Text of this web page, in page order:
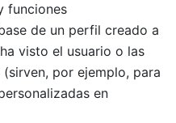
funciones
de un perfil creado a
visto el usuario o las
por ejemplo, para
en